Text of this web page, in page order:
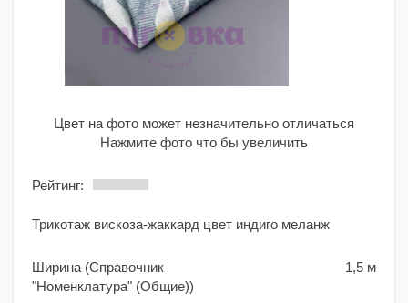
Цвет на фото может незначительно отличаться
Нажмите фото что бы увеличить
Рейтинг:
Трикотаж вискоза-жаккард цвет индиго меланж
Ширина (Справочник
"Номенклатура" (Общие))
1,5 м